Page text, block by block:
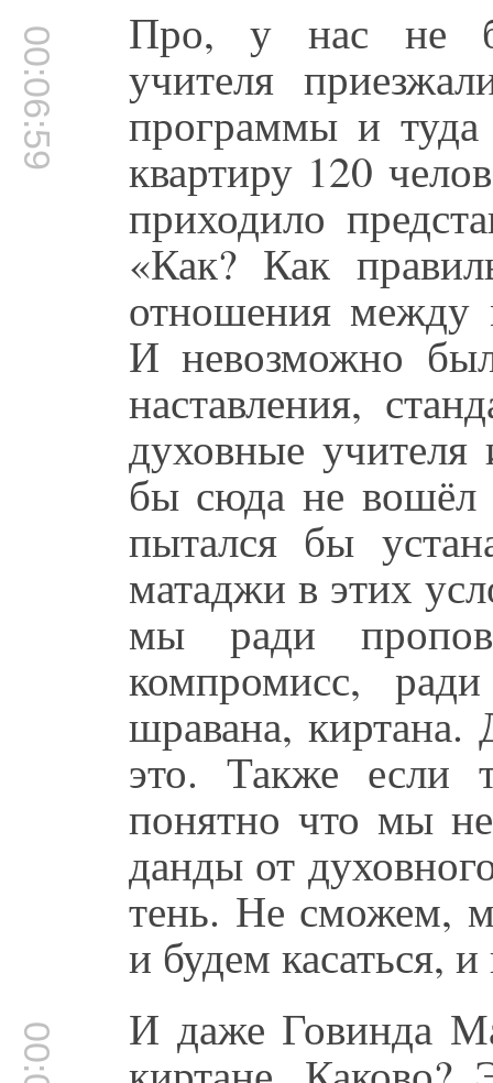
00:06:59 Про, у нас не
учителя
программы и
квартиру 120
приходило
«Как? Как
отношения между
И невозможно
наставления,
духовные
бы сюда не вошёл
пытался бы
матаджи в этих
мы ради
компромисс,
шравана,
это. Также если
понятно что мы
данды от
тень. Не сможем,
и будем касаться,
И даже Говинда